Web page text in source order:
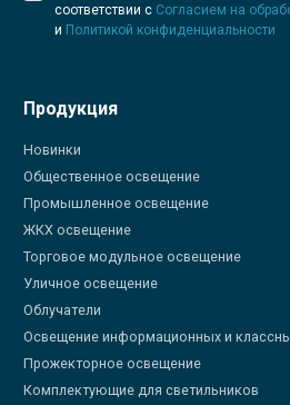
соответствии с Согласием на
и Политикой конфиденциальности
Продукция
Новинки
Общественное освещение
Промышленное освещение
ЖКХ освещение
Торговое модульное освещение
Уличное освещение
Облучатели
Освещение информационных и
Прожекторное освещение
Комплектующие для светильников